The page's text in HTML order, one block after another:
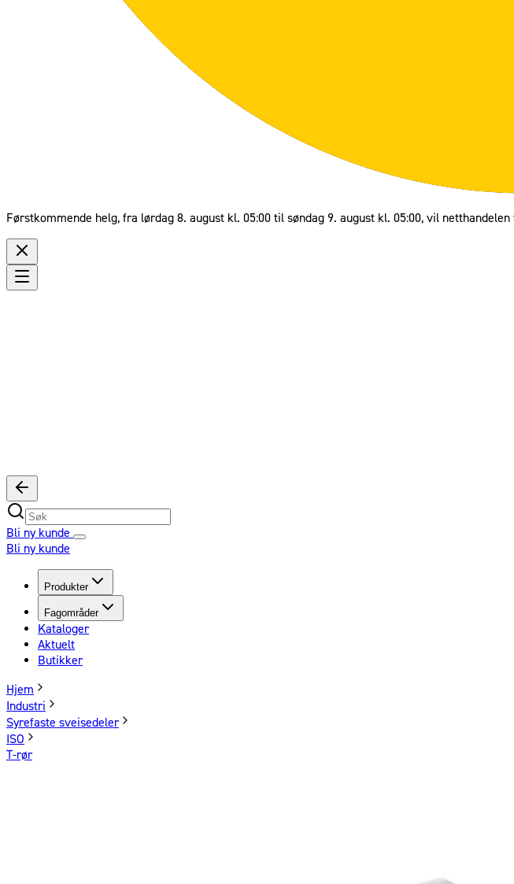
Førstkommende helg, fra lørdag 8. august kl. 05:00 til søndag 9. august kl. 05:00, vil
Bli ny kunde
Bli ny kunde
Produkter
Fagområder
Kataloger
Aktuelt
Butikker
Hjem
Industri
Syrefaste sveisedeler
ISO
T-rør